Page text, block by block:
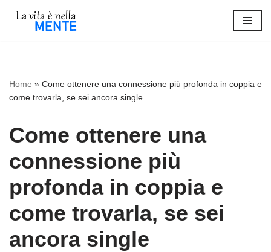
Home » Come ottenere una connessione più profonda in coppia e
come trovarla, se sei ancora single
Come ottenere una
connessione più
profonda in coppia e
come trovarla, se sei
ancora single